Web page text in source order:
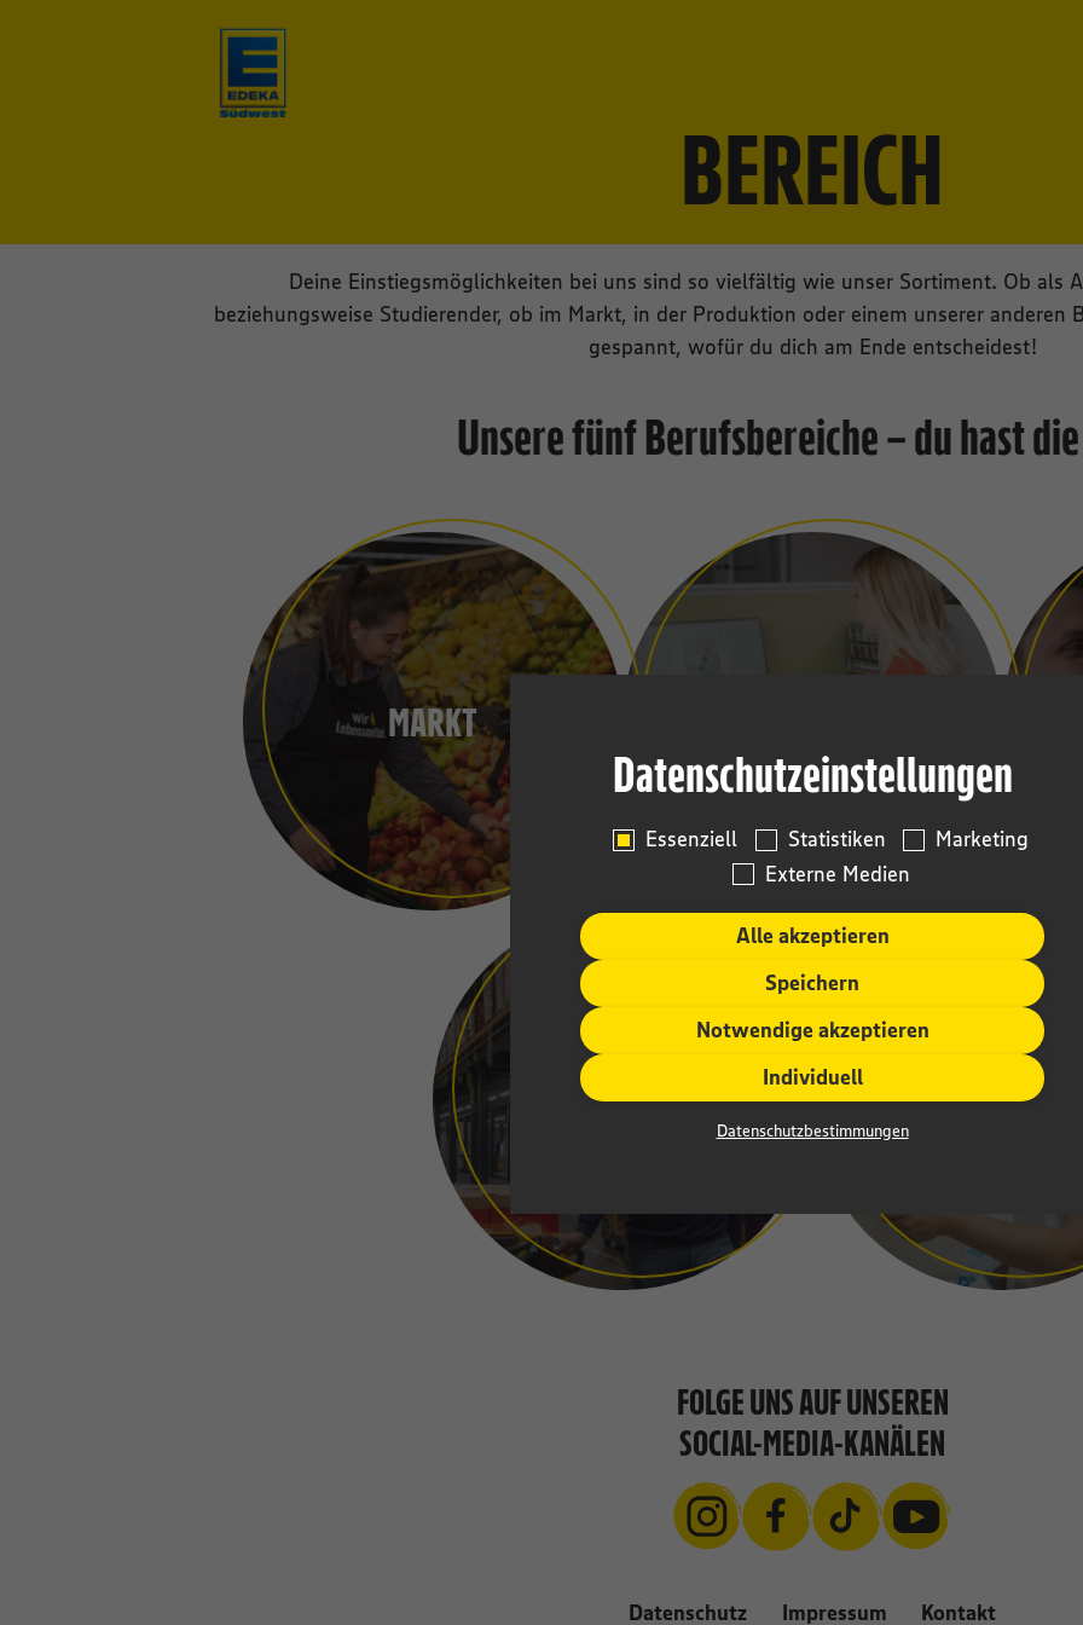
BEREICH
Deine Einstiegsmöglichkeiten bei uns sind so vielfältig wie unser Sortiment. Ob als
beziehungsweise Studierender, ob im Markt, in der Produktion oder einem unserer anderen
gespannt, wofür du dich am Ende entscheidest!
Unsere fünf Berufsbereiche – du hast
MARKT
LOGISTIK
FOLGE UNS AUF UNSEREN
SOCIAL-MEDIA-KANÄLEN
Datenschutz Impressum Kontakt
Datenschutzeinstellungen
Essenziell Statistiken
Marketing
Externe Medien
Alle akzeptieren
Speichern
Notwendige akzeptieren
Individuell
Datenschutzbestimmungen